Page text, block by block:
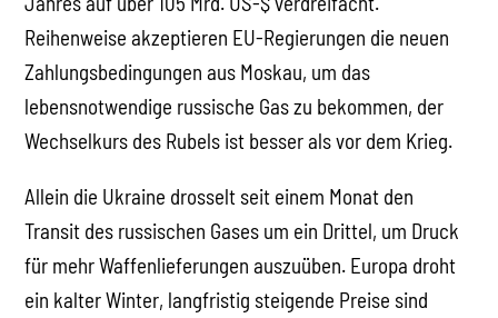
Reihenweise akzeptieren EU-Regierungen die neuen
Zahlungsbedingungen aus Moskau, um das
lebensnotwendige russische Gas zu bekommen, der
Wechselkurs des Rubels ist besser als vor dem Krieg.
Allein die Ukraine drosselt seit einem Monat den
Transit des russischen Gases um ein Drittel, um Druck
für mehr Waffenlieferungen auszuüben. Europa droht
ein kalter Winter, langfristig steigende Preise sind